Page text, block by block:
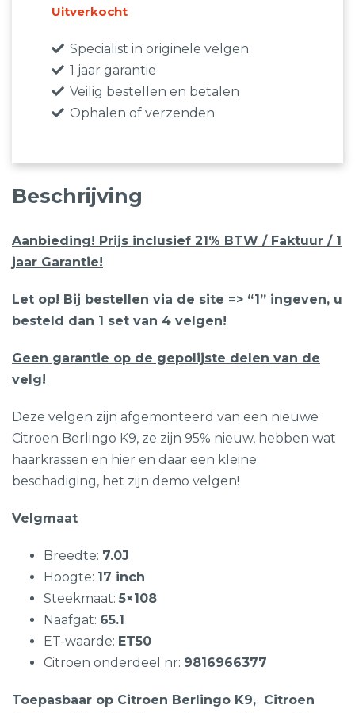
€995,00.
€525,00.
Uitverkocht
Specialist in originele velgen
1 jaar garantie
Veilig bestellen en betalen
Ophalen of verzenden
Beschrijving
Aanbieding! Prijs inclusief 21% BTW / Faktuur / 1
jaar Garantie!
Let op! Bij bestellen via de site => “1” ingeven, u
besteld dan 1 set van 4 velgen!
Geen garantie op de gepolijste delen van de
velg!
Deze velgen zijn afgemonteerd van een nieuwe
Citroen Berlingo K9, ze zijn 95% nieuw, hebben wat
haarkrassen en hier en daar een kleine
beschadiging, het zijn demo velgen!
Velgmaat
Breedte: 7.0J
Hoogte: 17 inch
Steekmaat: 5×108
Naafgat: 65.1
ET-waarde: ET50
Citroen onderdeel nr: 9816966377
Toepasbaar op Citroen Berlingo K9, Citroen